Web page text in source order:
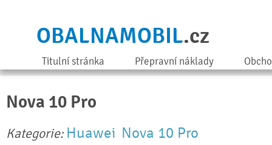
OBALNAMOBIL.cz
Titulní stránka Přepravní náklady
Nova 10 Pro
Kategorie: Huawei Nova 10 Pro